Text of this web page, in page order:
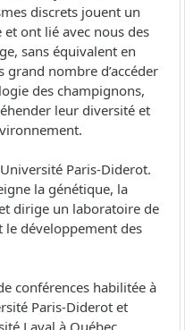
discrets jouent un
ont lié avec nous des
sans équivalent en
grand nombre d’accéder
des champignons,
leur diversité et
Paris-Diderot.
la génétique, la
dirige un laboratoire de
le développement des
conférences habilitée à
Paris-Diderot et